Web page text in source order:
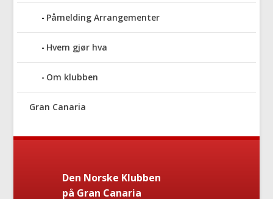
Påmelding Arrangementer
Hvem gjør hva
Om klubben
Gran Canaria
Den Norske Klubben
på Gran Canaria